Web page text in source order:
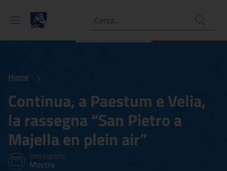
Ricerca
Home
Continua, a Paestum e Velia,
la rassegna “San Pietro a
Majella en plein air”
TIPO EVENTO:
Mostra